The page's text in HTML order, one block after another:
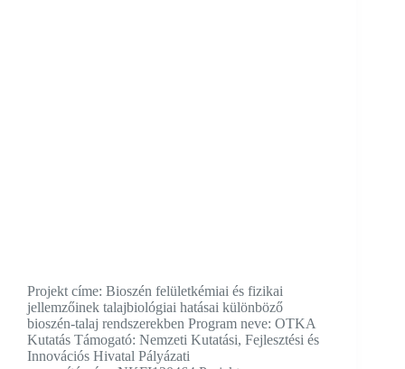
Projekt címe: Bioszén felületkémiai és fizikai
jellemzőinek talajbiológiai hatásai különböző
bioszén-talaj rendszerekben Program neve: OTKA
Kutatás Támogató: Nemzeti Kutatási, Fejlesztési és
Innovációs Hivatal Pályázati